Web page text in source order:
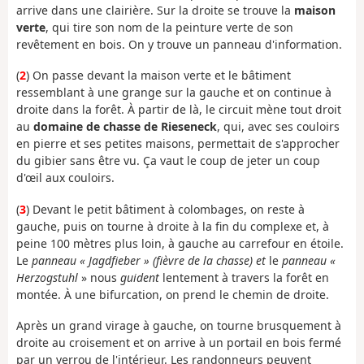
arrive dans une clairière. Sur la droite se trouve la maison
verte, qui tire son nom de la peinture verte de son
revêtement en bois. On y trouve un panneau d'information.
(2) On passe devant la maison verte et le bâtiment
ressemblant à une grange sur la gauche et on continue à
droite dans la forêt. À partir de là, le circuit mène tout droit
au domaine de chasse de Rieseneck, qui, avec ses couloirs
en pierre et ses petites maisons, permettait de s'approcher
du gibier sans être vu. Ça vaut le coup de jeter un coup
d'œil aux couloirs.
(3) Devant le petit bâtiment à colombages, on reste à
gauche, puis on tourne à droite à la fin du complexe et, à
peine 100 mètres plus loin, à gauche au carrefour en étoile.
Le panneau « Jagdfieber » (fièvre de la chasse) et le panneau «
Herzogstuhl » nous guident lentement à travers la forêt en
montée. À une bifurcation, on prend le chemin de droite.
Après un grand virage à gauche, on tourne brusquement à
droite au croisement et on arrive à un portail en bois fermé
par un verrou de l'intérieur. Les randonneurs peuvent